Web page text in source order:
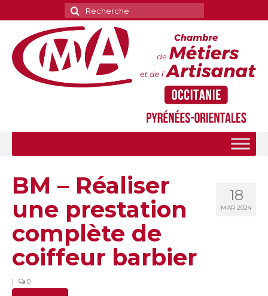
Rechercher
:
18
MAR 2024
BM – Réaliser
une prestation
complète de
coiffeur barbier
| 0